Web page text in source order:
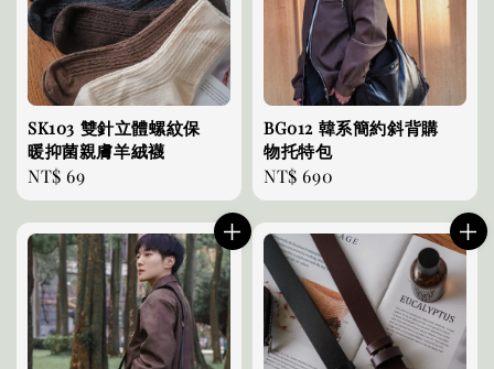
SK103 雙針立體螺紋保
暖抑菌親膚羊絨襪
Regular
price
NT$ 69
BG012 韓系簡約斜背購
物托特包
Regular
price
NT$ 690